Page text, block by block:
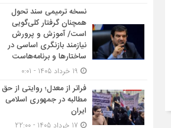
نسخه ترمیمی سند تحول
همچنان گرفتار کلی‌گویی
است/ آموزش و پرورش
نیازمند بازنگری اساسی در
ساختارها و برنامه‌هاست
فراتر از معدل؛ روایتی از حق
مطالبه در جمهوری اسلامی
ایران